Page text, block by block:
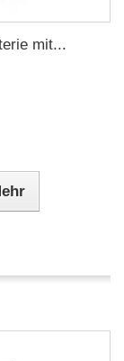
mit...